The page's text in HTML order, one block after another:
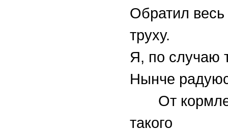
Обратил
труху.
Я, по случаю
Нынче
От
такого